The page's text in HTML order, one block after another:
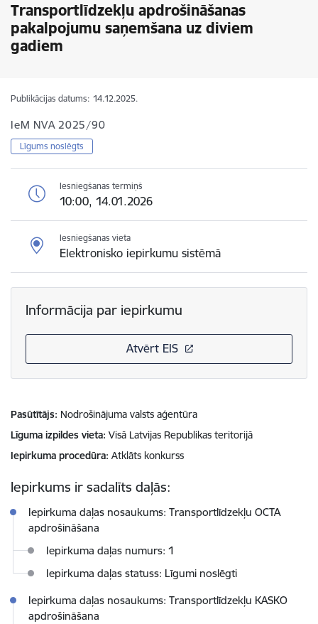
Transportlīdzekļu apdrošināšanas
pakalpojumu saņemšana uz diviem
gadiem
Publikācijas datums: 14.12.2025.
IeM NVA 2025/90
Līgums noslēgts
Iesniegšanas termiņš
10:00, 14.01.2026
Iesniegšanas vieta
Elektronisko iepirkumu sistēmā
Informācija par iepirkumu
Atvērt EIS
Pasūtītājs Nodrošinājuma valsts aģentūra
Līguma izpildes vieta Visā Latvijas Republikas teritorijā
Iepirkuma procedūra Atklāts konkurss
Iepirkums ir sadalīts daļās:
Iepirkuma daļas nosaukums: Transportlīdzekļu OCTA
apdrošināšana
Iepirkuma daļas numurs: 1
Iepirkuma daļas statuss: Līgumi noslēgti
Iepirkuma daļas nosaukums: Transportlīdzekļu KASKO
apdrošināšana